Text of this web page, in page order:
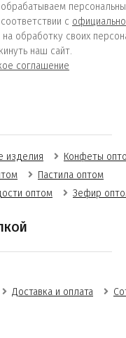
с
на обработку своих
наш сайт.
соглашение
изделия
Конфеты
Пастила оптом
оптом
Зефир
Доставка и оплата